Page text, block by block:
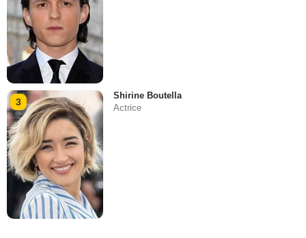
3
Shirine Boutella
Actrice